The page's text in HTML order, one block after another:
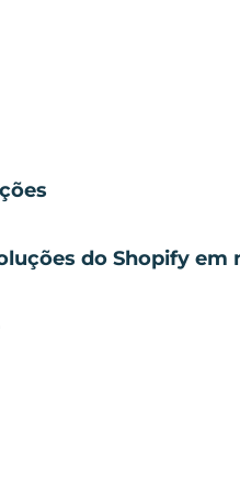
do Shopify em